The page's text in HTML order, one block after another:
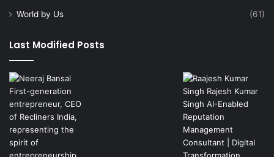
World by Us
(61)
Last Modified Posts